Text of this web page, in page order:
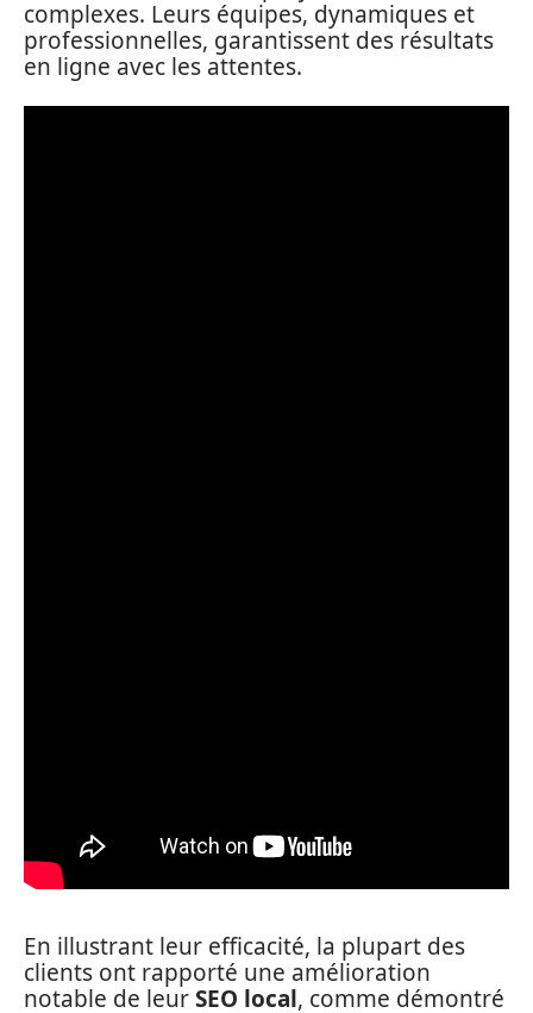
complexes. Leurs équipes, dynamiques et
professionnelles, garantissent des résultats
en ligne avec les attentes.
En illustrant leur efficacité, la plupart des
clients ont rapporté une amélioration
notable de leurSEO local, comme démontré